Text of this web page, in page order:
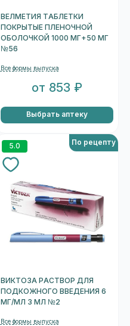
ВЕЛМЕТИЯ ТАБЛЕТКИ
ПОКРЫТЫЕ ПЛЕНОЧНОЙ
ОБОЛОЧКОЙ 1000 МГ+50 МГ
№56
Все формы выпуска
от 853 ₽
Выбрать аптеку
5.0 По рецепту
ВИКТОЗА РАСТВОР ДЛЯ
ПОДКОЖНОГО ВВЕДЕНИЯ 6
МГ/МЛ 3 МЛ №2
Все формы выпуска